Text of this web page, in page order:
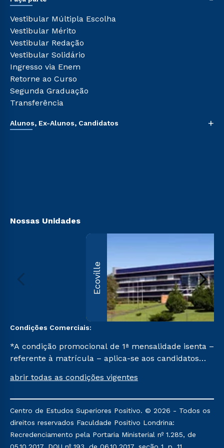
Ética e Integridade
Pós-graduação
Cursos de Medicina
Cursos Livres
Cursos Técnicos
Cursos Profissionalizantes
Vestibular Múltipla Escolha
Vestibular Mérito
Vestibular Redação
Vestibular Solidário
Ingresso via Enem
Retorne ao Curso
Segunda Graduação
Transferência
Alunos, Ex-Alunos, Candidatos +
Nossas Unidades
Ecoville
Condições Comerciais:
*A condição promocional de 1ª mensalidade isenta –
referente à matrícula – aplica-se aos candidatos
na prova on-line ou agendada, que ofertam bolsas
semestre vigente, que ainda não tenham efetivado
e/ou não tenham cancelado ou trancado sua
matrícula em uma das Instituições da Cruzeiro do
Sul Educacional, no período de um ano. Tais
abrir todas as condições vigentes
Centro de Estudos Superiores Positivo. © 2026 - Todos os
direitos reservados Faculdade Positivo Londrina:
Recredenciamento pela Portaria Ministerial nº 1.285, de